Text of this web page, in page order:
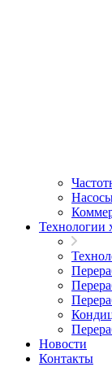
Технологии
Новости
Контакты